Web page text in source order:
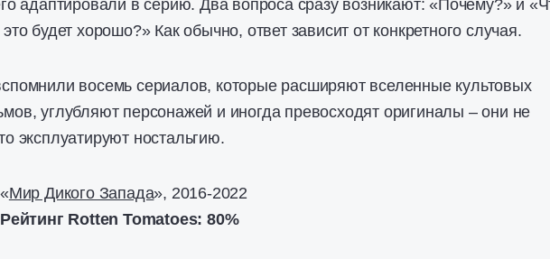
адаптировали в серию. Два вопроса сразу возникают: «Почему?» и
будет хорошо?» Как обычно, ответ зависит от конкретного случая.
восемь сериалов, которые расширяют вселенные культовых
углубляют персонажей и иногда превосходят оригиналы – они не
эксплуатируют ностальгию.
«Мир Дикого Запада», 2016-2022
Рейтинг Rotten Tomatoes: 80%